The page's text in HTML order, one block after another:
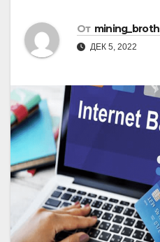
От mining_broth
ДЕК 5, 2022